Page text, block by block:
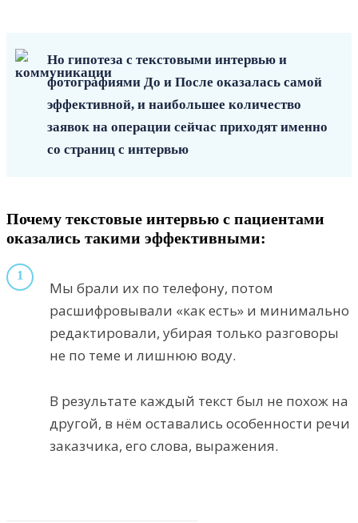
Но гипотеза с текстовыми интервью и
фотографиями До и После оказалась самой
эффективной, и наибольшее количество
заявок на операции сейчас приходят именно
со страниц с интервью
Почему текстовые интервью с пациентами
оказались такими эффективными:
1
Мы брали их по телефону, потом
расшифровывали «как есть» и минимально
редактировали, убирая только разговоры
не по теме и лишнюю воду.
В результате каждый текст был не похож на
другой, в нём оставались особенности речи
заказчика, его слова, выражения.